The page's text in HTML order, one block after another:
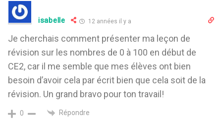
isabelle 12 années il y a
Je cherchais comment présenter ma leçon de
révision sur les nombres de 0 à 100 en début de
CE2, car il me semble que mes élèves ont bien
besoin d’avoir cela par écrit bien que cela soit de la
révision. Un grand bravo pour ton travail!
0 Répondre